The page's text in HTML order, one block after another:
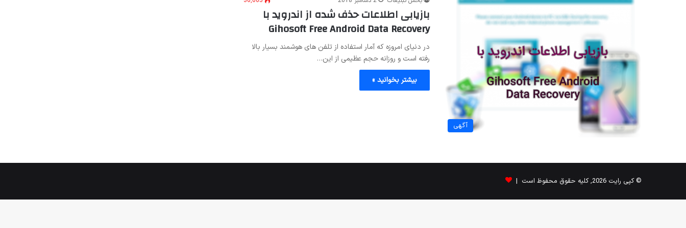
آگهی
بازیابی اطلاعات حذف شده از اندروید با
Gihosoft Free Android Data Recovery
در دنیای امروزه که آمار استفاده از تلفن های هوشمند بسیار بالا
رفته است و روزانه حجم عظیمی از این…
بیشتر بخوانید »
© کپی رایت 2026, کلیه حقوق محفوظ است |